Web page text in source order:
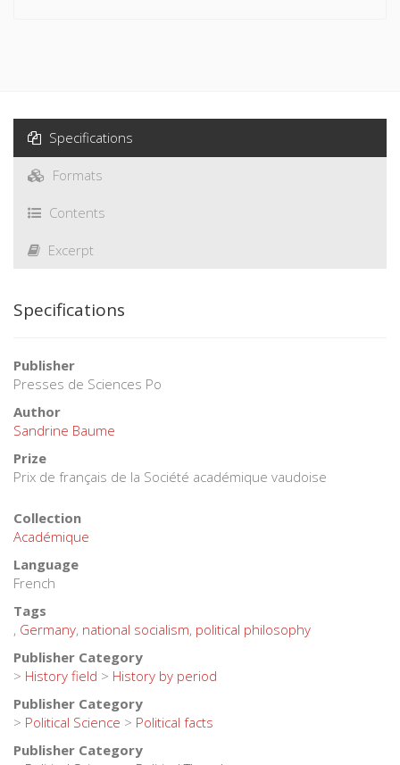
Specifications
Formats
Contents
Excerpt
Specifications
Publisher
Presses de Sciences Po
Author
Sandrine Baume
Prize
Prix de français de la Société académique vaudoise
Collection
Académique
Language
French
Tags
, Germany, national socialism, political philosophy
Publisher Category
> History field > History by period
Publisher Category
> Political Science > Political facts
Publisher Category